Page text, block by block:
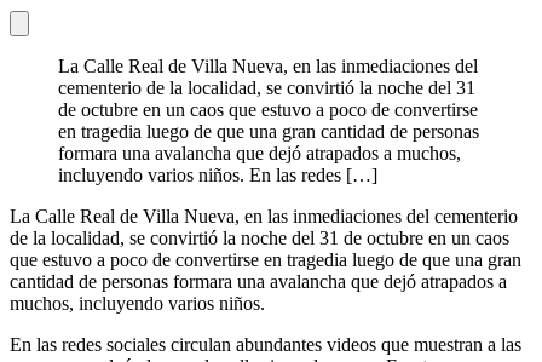
La Calle Real de Villa Nueva, en las inmediaciones del
cementerio de la localidad, se convirtió la noche del 31
de octubre en un caos que estuvo a poco de convertirse
en tragedia luego de que una gran cantidad de personas
formara una avalancha que dejó atrapados a muchos,
incluyendo varios niños. En las redes […]
La Calle Real de Villa Nueva, en las inmediaciones del cementerio
de la localidad, se convirtió la noche del 31 de octubre en un caos
que estuvo a poco de convertirse en tragedia luego de que una gran
cantidad de personas formara una avalancha que dejó atrapados a
muchos, incluyendo varios niños.
En las redes sociales circulan abundantes videos que muestran a las